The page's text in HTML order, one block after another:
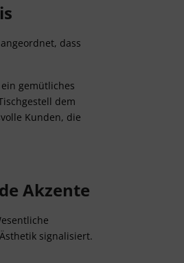
dass
gemütliches
dem
Kunden, die
Akzente
signalisiert.